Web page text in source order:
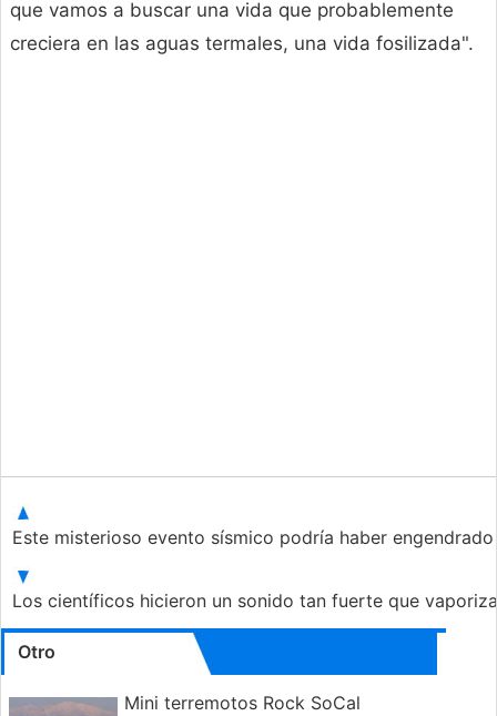
que vamos a buscar una vida que probablemente
creciera en las aguas termales, una vida fosilizada".
Este misterioso evento sísmico podría haber
Los científicos hicieron un sonido tan fuerte que
Otro
Mini terremotos Rock SoCal